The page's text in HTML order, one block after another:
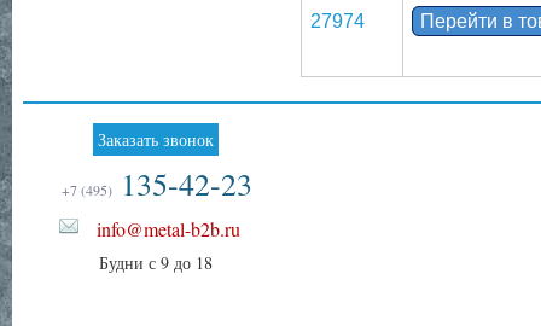
27974 Перейти в
Заказать звонок
+7 (495) 135-42-23
info@metal-b2b.ru
Будни с 9 до 18